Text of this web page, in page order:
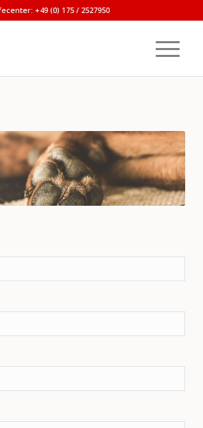
+49 (0) 175 / 2527950